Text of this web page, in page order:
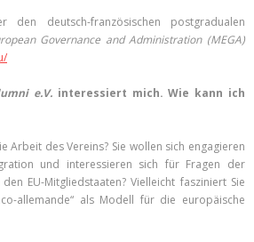
den deutsch-französischen postgradualen
Governance and Administration (MEGA)
e.V. interessiert mich. Wie kann ich
Arbeit des Vereins? Sie wollen sich engagieren
und interessieren sich für Fragen der
EU-Mitgliedstaaten? Vielleicht fasziniert Sie
allemande“ als Modell für die europäische